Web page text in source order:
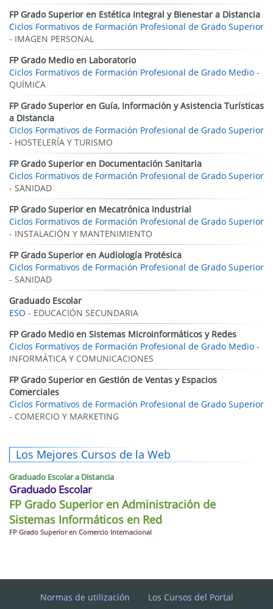
FP Grado Superior en Estética Integral y Bienestar a Distancia
Ciclos Formativos de Formación Profesional de Grado Superior
- IMAGEN PERSONAL
FP Grado Medio en Laboratorio
Ciclos Formativos de Formación Profesional de Grado Medio -
QUÍMICA
FP Grado Superior en Guía, Información y Asistencia Turísticas
a Distancia
Ciclos Formativos de Formación Profesional de Grado Superior
- HOSTELERÍA Y TURISMO
FP Grado Superior en Documentación Sanitaria
Ciclos Formativos de Formación Profesional de Grado Superior
- SANIDAD
FP Grado Superior en Mecatrónica Industrial
Ciclos Formativos de Formación Profesional de Grado Superior
- INSTALACIÓN Y MANTENIMIENTO
FP Grado Superior en Audiología Protésica
Ciclos Formativos de Formación Profesional de Grado Superior
- SANIDAD
Graduado Escolar
ESO - EDUCACIÓN SECUNDARIA
FP Grado Medio en Sistemas Microinformáticos y Redes
Ciclos Formativos de Formación Profesional de Grado Medio -
INFORMÁTICA Y COMUNICACIONES
FP Grado Superior en Gestión de Ventas y Espacios
Comerciales
Ciclos Formativos de Formación Profesional de Grado Superior
- COMERCIO Y MARKETING
Los Mejores Cursos de la Web
Graduado Escolar a Distancia
Graduado Escolar
FP Grado Superior en Administración de
Sistemas Informáticos en Red
FP Grado Superior en Comercio Internacional
Normas de utilización Los Cursos del Portal